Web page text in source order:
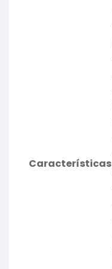
Características